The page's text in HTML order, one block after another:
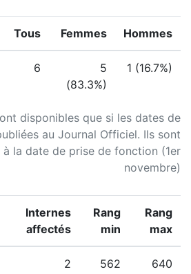
disponibles que si les dates de
au Journal Officiel. Ils sont
la date de prise de fonction (1er
novembre)
Tous Femmes Hommes
6
5
(83.3%)
1 (16.7%)
Internes
affectés
Rang
min
Rang
max
2 562 640